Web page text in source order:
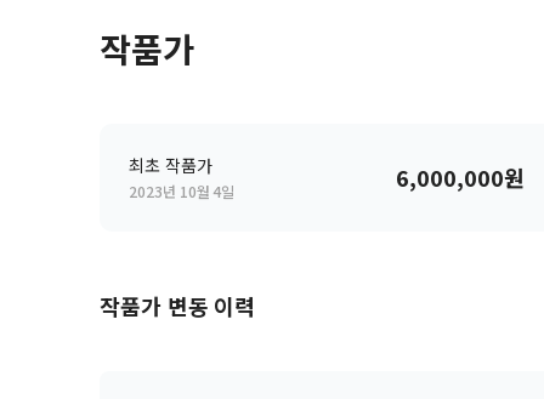
작품가
최초 작품가
2023년 10월 4일 6,000,000원
작품가 변동 이력